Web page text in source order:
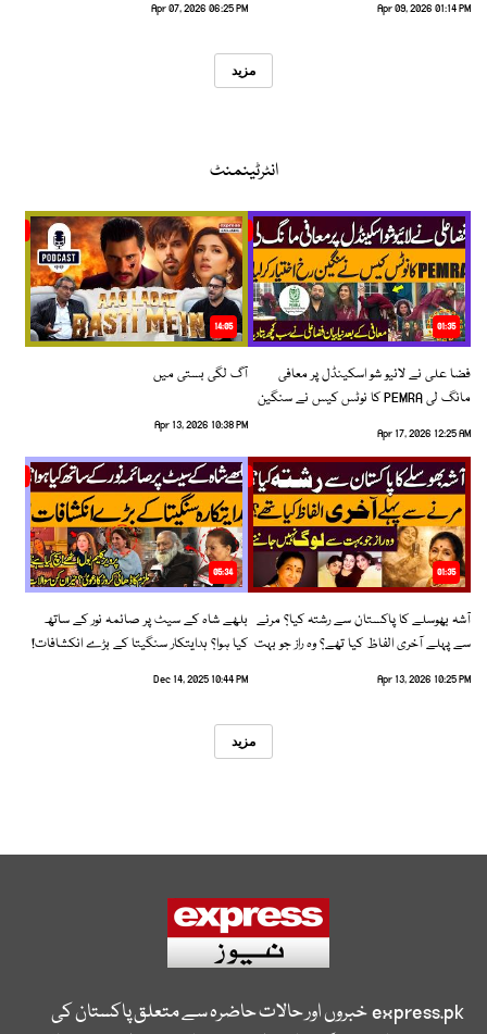
Apr 09, 2026 01:14 PM
Apr 07, 2026 06:25 PM
مزید
انٹرٹینمنٹ
01:35
فضا علی نے لائیو شو اسکینڈل پر معافی
مانگ لی PEMRA کا نوٹس کیس نے سنگین
Apr 17, 2026 12:25 AM
14:05
آگ لگی بستی میں
Apr 13, 2026 10:38 PM
01:35
آشہ بھوسلے کا پاکستان سے رشتہ کیا؟ مرنے
سے پہلے آخری الفاظ کیا تھے؟ وہ راز جو بہت
Apr 13, 2026 10:25 PM
05:34
بلھے شاہ کے سیٹ پر صائمہ نور کے ساتھ
کیا ہوا؟ ہدایتکار سنگیتا کے بڑے انکشافات!
Dec 14, 2025 10:44 PM
مزید
express.pkخبروں اور حالات حاضرہ سے متعلق پاکستان کی